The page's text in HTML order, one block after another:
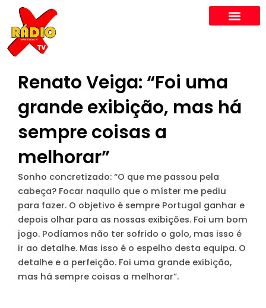
content
Renato Veiga: “Foi uma
grande exibição, mas há
sempre coisas a
melhorar”
Sonho concretizado: “O que me passou pela
cabeça? Focar naquilo que o míster me pediu
para fazer. O objetivo é sempre Portugal ganhar e
depois olhar para as nossas exibições. Foi um bom
jogo. Podíamos não ter sofrido o golo, mas isso é
ir ao detalhe. Mas isso é o espelho desta equipa. O
detalhe e a perfeição. Foi uma grande exibição,
mas há sempre coisas a melhorar”.